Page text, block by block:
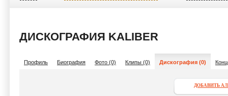
ДИСКОГРАФИЯ KALIBER
Профиль Биография Фото (0) Клипы (0) Дискография (0)
ДОБАВИТЬ